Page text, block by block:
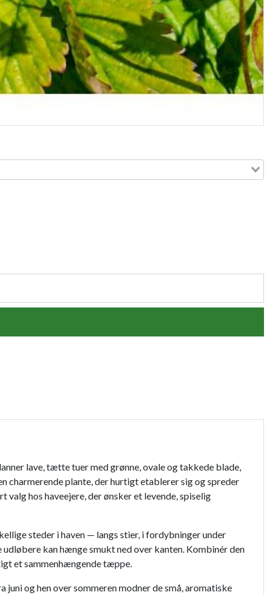
lave, tætte tuer med grønne, ovale og takkede blade,
charmerende plante, der hurtigt etablerer sig og spreder
hos haveejere, der ønsker et levende, spiselig
steder i haven — langs stier, i fordybninger under
kan hænge smukt ned over kanten. Kombinér den
et sammenhængende tæppe.
og hen over sommeren modner de små, aromatiske